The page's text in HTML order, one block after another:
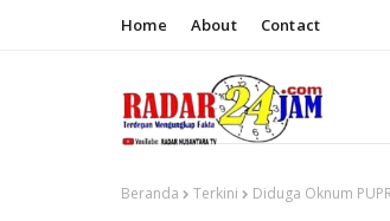
Home About Contact
Beranda Terkini Diduga Oknum